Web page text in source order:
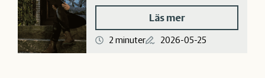
Läs mer
2 minuter 2026-05-25